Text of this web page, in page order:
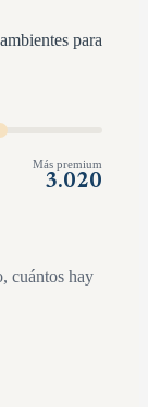
para
Más premium
3.020
cuántos hay